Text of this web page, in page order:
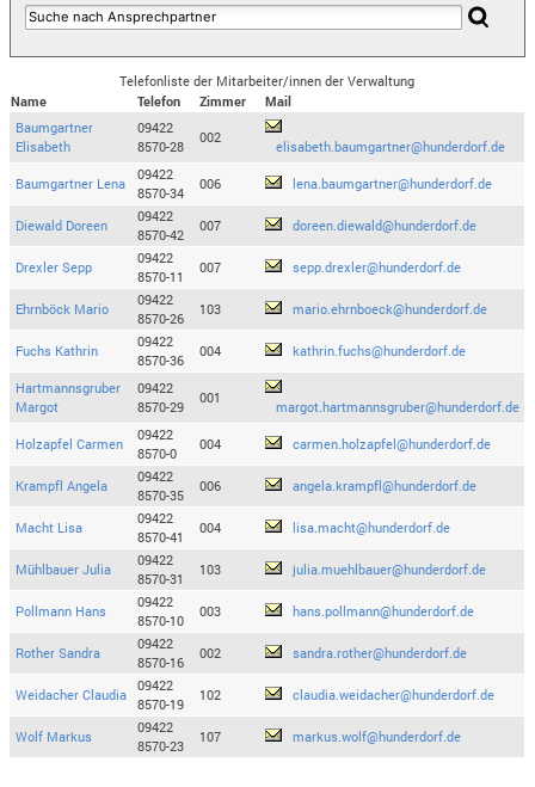
Telefonliste der Mitarbeiter/innen der Verwaltung
Name
Telefon Zimmer
Mail
Baumgartner
Elisabeth
09422
8570-28
002
elisabeth.baumgartner@hunderdorf.de
Baumgartner Lena
09422
8570-34
006 lena.baumgartner@hunderdorf.de
Diewald Doreen
09422
8570-42
007 doreen.diewald@hunderdorf.de
Drexler Sepp
09422
8570-11
007 sepp.drexler@hunderdorf.de
Ehrnböck Mario
09422
8570-26
103 mario.ehrnboeck@hunderdorf.de
Fuchs Kathrin
09422
8570-36
004 kathrin.fuchs@hunderdorf.de
Hartmannsgruber
Margot
09422
8570-29
001
margot.hartmannsgruber@hunderdorf.de
Holzapfel Carmen
09422
8570-0
004 carmen.holzapfel@hunderdorf.de
Krampfl Angela
09422
8570-35
006 angela.krampfl@hunderdorf.de
Macht Lisa
09422
8570-41
004 lisa.macht@hunderdorf.de
Mühlbauer Julia
09422
8570-31
103 julia.muehlbauer@hunderdorf.de
Pollmann Hans
09422
8570-10
003 hans.pollmann@hunderdorf.de
Rother Sandra
09422
8570-16
002 sandra.rother@hunderdorf.de
Weidacher Claudia
09422
8570-19
102 claudia.weidacher@hunderdorf.de
Wolf Markus
09422
8570-23
107 markus.wolf@hunderdorf.de